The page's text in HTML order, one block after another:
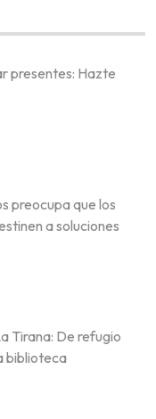
presentes: Hazte
preocupa que los
a soluciones
Tirana: De refugio
biblioteca